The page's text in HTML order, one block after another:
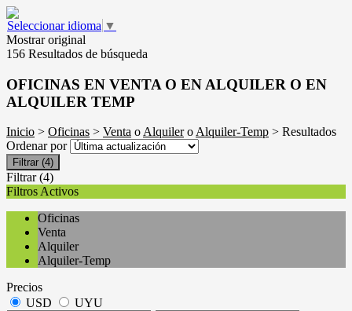
Seleccionar idioma ▼
Mostrar original
156 Resultados de búsqueda
OFICINAS EN VENTA O EN ALQUILER O EN
ALQUILER TEMP
Inicio > Oficinas > Venta oAlquileroAlquiler-Temp > Resultados
Ordenar por
Filtrar (4)
Filtrar (4)
Filtros Activos
Oficinas
Venta
Alquiler
Alquiler-Temp
Precios
USD
UYU